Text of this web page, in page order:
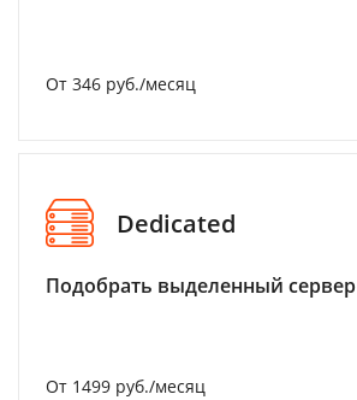
От 346 руб./месяц
Dedicated
Подобрать выделенный сервер
От 1499 руб./месяц